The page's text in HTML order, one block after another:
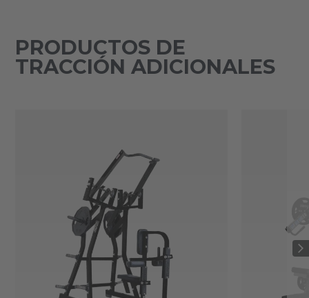
PRODUCTOS DE
TRACCIÓN ADICIONALES